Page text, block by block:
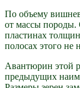
По объему
от массы породы.
пластинах
полосах этого не
Авантюрин этой
предыдущих